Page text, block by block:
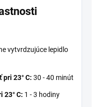
vytvrdzujúce lepidlo
23° C: 30 - 40 minút
23° C: 1 - 3 hodiny